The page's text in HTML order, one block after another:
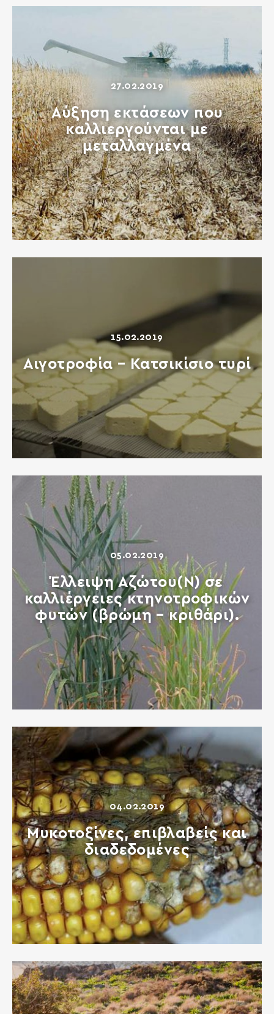
27.02.2019
Αύξηση εκτάσεων που
καλλιεργούνται με
μεταλλαγμένα
15.02.2019
Αιγοτροφία – Κατσικίσιο τυρί
05.02.2019
Έλλειψη Αζώτου(Ν) σε
καλλιέργειες κτηνοτροφικών
φυτών (βρώμη – κριθάρι).
04.02.2019
Μυκοτοξίνες, επιβλαβείς και
διαδεδομένες